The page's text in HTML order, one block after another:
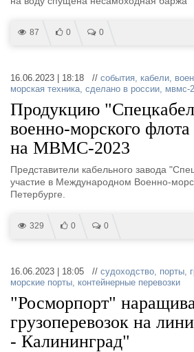
87 0 0
16.06.2023 | 18:18 // события, кабели,
морская техника, сделано в россии, мвмс-
Продукцию
военно-морского флота
на МВМС-2023
Представители кабельного завода
участие в Международном Военно-
Петербурге.
329 0 0
16.06.2023 | 18:05 // судоходство, порты,
морские порты, контейнерные перевозки
"Росморпорт"
грузоперевозок на
- Калининград"